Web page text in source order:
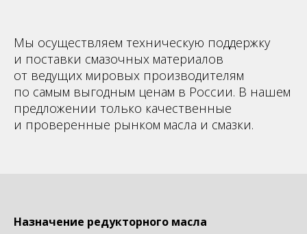
Мы осуществляем техническую поддержку
и поставки смазочных материалов
от ведущих мировых производителям
по самым выгодным ценам в России. В нашем
предложении только качественные
и проверенные рынком масла и смазки.
Назначение редукторного масла